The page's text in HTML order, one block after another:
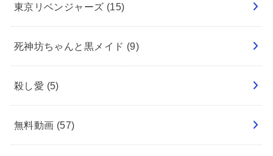
東京リベンジャーズ (15)
死神坊ちゃんと黒メイド (9)
殺し愛 (5)
無料動画 (57)